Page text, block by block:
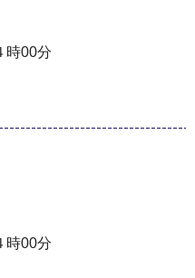
時00分
時00分